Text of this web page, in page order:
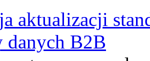
aktualizacji
danych B2B